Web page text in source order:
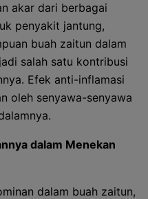
akar dari berbagai
penyakit jantung,
buah zaitun dalam
salah satu kontribusi
Efek anti-inflamasi
oleh senyawa-senyawa
dalam Menekan
dalam buah zaitun,